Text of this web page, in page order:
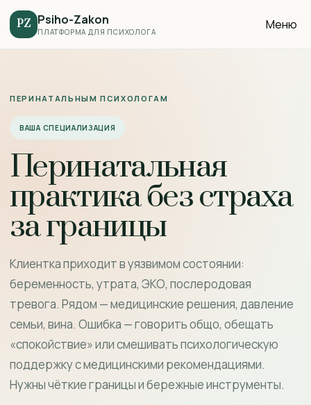
PZ Psiho-Zakon
ПЛАТФОРМА ДЛЯ ПСИХОЛОГА Меню
ПЕРИНАТАЛЬНЫМ ПСИХОЛОГАМ
ВАША СПЕЦИАЛИЗАЦИЯ
Перинатальная
практика без страха
за границы
Клиентка приходит в уязвимом состоянии:
беременность, утрата, ЭКО, послеродовая
тревога. Рядом — медицинские решения, давление
семьи, вина. Ошибка — говорить общо, обещать
«спокойствие» или смешивать психологическую
поддержку с медицинскими рекомендациями.
Нужны чёткие границы и бережные инструменты.